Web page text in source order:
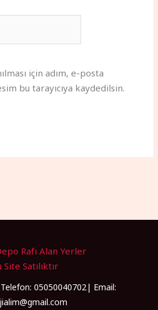
için adım, e-posta
bu tarayıcıya kaydedilsin.
Rafı Alan Yerler
Site Satılıktır
05050040702| Email: